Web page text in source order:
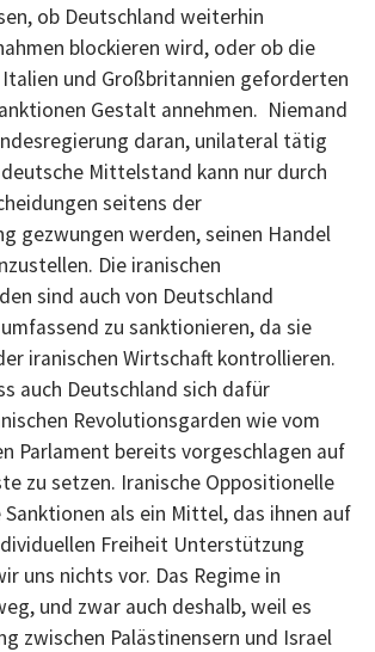
ob Deutschland weiterhin
blockieren wird, oder ob die
Italien und Großbritannien geforderten
Gestalt annehmen. Niemand
daran, unilateral tätig
Mittelstand kann nur durch
seitens der
gezwungen werden, seinen Handel
Die iranischen
sind auch von Deutschland
zu sanktionieren, da sie
iranischen Wirtschaft kontrollieren.
auch Deutschland sich dafür
Revolutionsgarden wie vom
Parlament bereits vorgeschlagen auf
zu setzen. Iranische Oppositionelle
als ein Mittel, das ihnen auf
Freiheit Unterstützung
uns nichts vor. Das Regime in
und zwar auch deshalb, weil es
zwischen Palästinensern und Israel